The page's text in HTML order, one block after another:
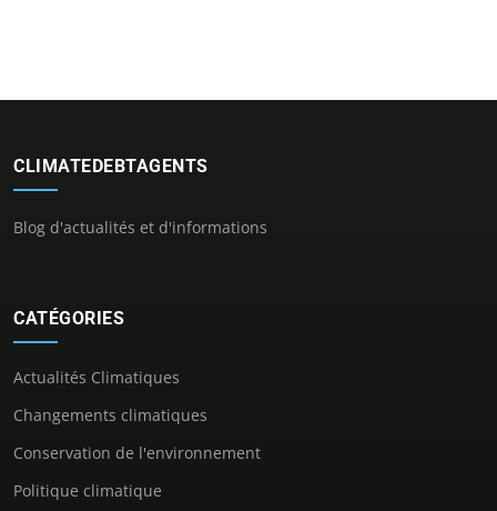
CLIMATEDEBTAGENTS
Blog d'actualités et d'informations
CATÉGORIES
Actualités Climatiques
Changements climatiques
Conservation de l'environnement
Politique climatique